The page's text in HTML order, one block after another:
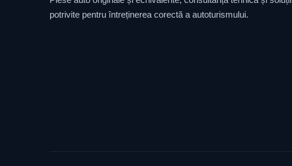
potrivite pentru întreținerea corectă a autoturismului.